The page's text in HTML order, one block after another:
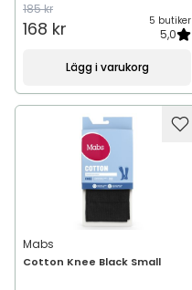
185 kr
168 kr 5 butiker
5,0
Lägg i varukorg
Mabs
Cotton Knee Black Small